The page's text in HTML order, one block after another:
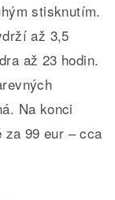
stisknutím.
až 3,5
až 23 hodin.
Na konci
za 99 eur – cca